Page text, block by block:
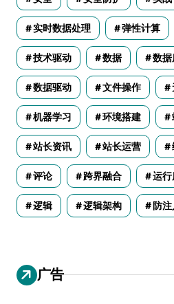
实时数据处理 弹性计算
技术驱动 数据 数据
数据驱动 文件操作
机器学习 环境搭建
站长资讯 站长运营
评论 跨界融合 运行
逻辑 逻辑架构 防注
广告